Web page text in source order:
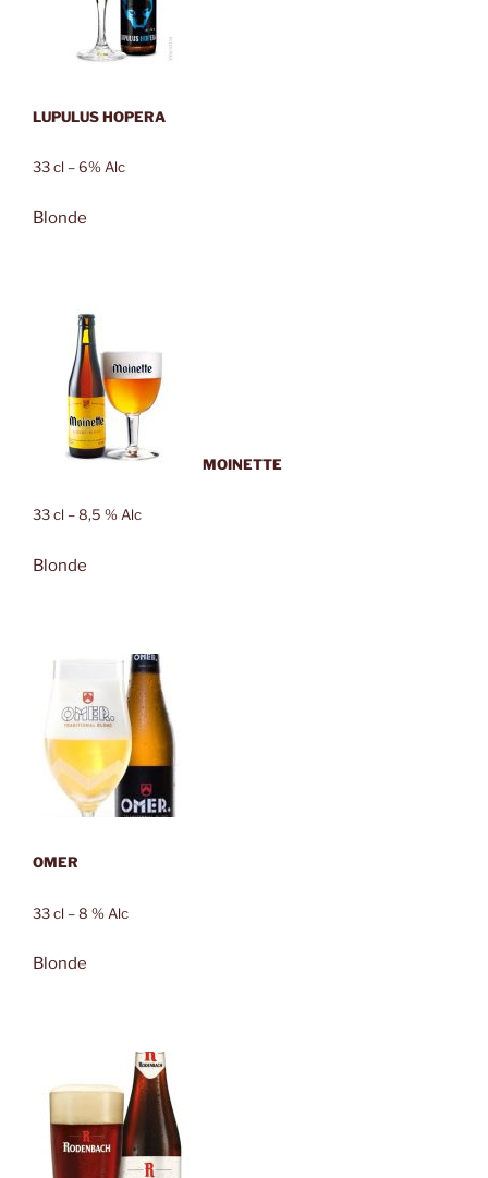
LUPULUS HOPERA
33 cl – 6% Alc
Blonde
MOINETTE
33 cl – 8,5 % Alc
Blonde
OMER
33 cl – 8 % Alc
Blonde